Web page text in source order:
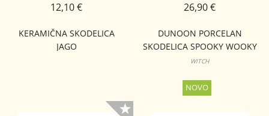
KERAMIČNA SKODELICA
JAGO
12,10 €
DUNOON PORCELAN
SKODELICA SPOOKY WOOKY
NEVIS
WITCH
26,90 €